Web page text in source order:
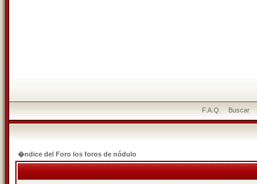
F.A.Q. Buscar
�ndice del Foro los foros de nódulo